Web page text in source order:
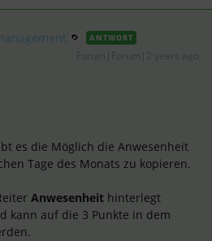
ANTWORT
es die Möglich die Anwesenheit
Tage des Monats zu kopieren.
Anwesenheit hinterlegt
kann auf die 3 Punkte in dem